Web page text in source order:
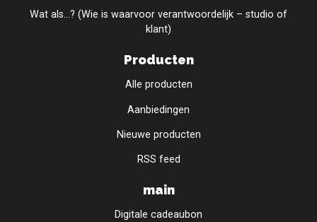
Wat als...? (Wie is waarvoor verantwoordelijk – studio of
klant)
Producten
Alle producten
Aanbiedingen
Nieuwe producten
RSS feed
main
Digitale cadeaubon